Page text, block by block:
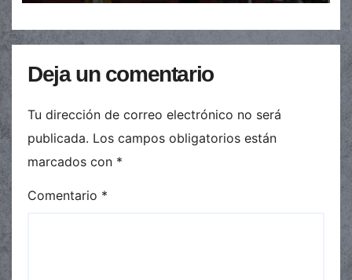
Deja un comentario
Tu dirección de correo electrónico no será
publicada. Los campos obligatorios están
marcados con *
Comentario *